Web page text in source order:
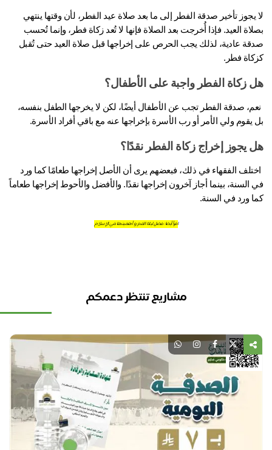
لا يجوز تأخير صدقة الفطر إلى ما بعد صلاة عيد الفطر، لأن وقتها ينتهي
بصلاة العيد. فإذا أُخرجت بعد الصلاة فإنها لا تُعد زكاة فطر، وإنما تُحسب
صدقة عادية، لذلك يجب الحرص على إخراجها قبل صلاة العيد حتى تُقبل
فطر.
زكاة الفطر واجبة على الأطفال؟
نعم، صدقة الفطر تجب عن الأطفال أيضًا، لكن لا يخرجها الطفل بنفسه،
يقوم ولي الأمر أو رب الأسرة بإخراجها عنه مع باقي أفراد الأسرة.
يجوز إخراج زكاة الفطر نقدًا؟
اختلف الفقهاء في ذلك، فبعضهم يرى أن الأصل إخراجها طعامًا كما ورد
في السنة، بينما أجاز آخرون إخراجها نقدًا. والأفضل والأحوط إخراجها طعاماً
ورد في السنة.
فضل ليلة القدر و أهميتها في الإسلام
مشاريع تنتظر دعمكم